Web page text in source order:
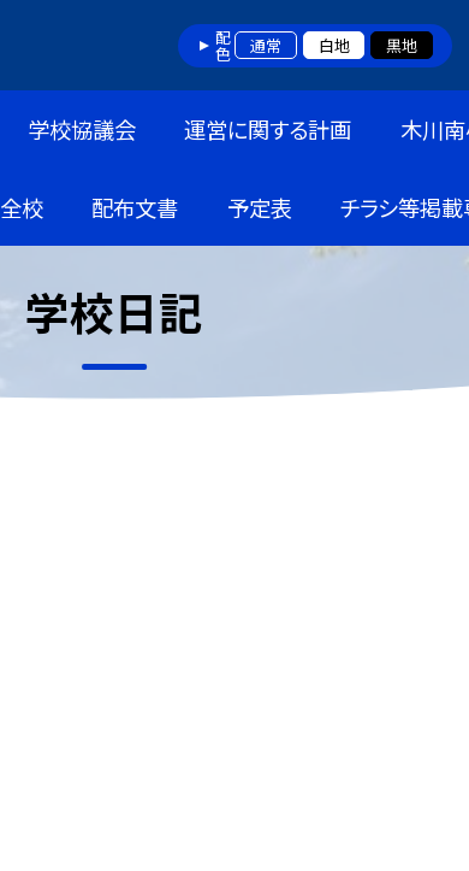
配色 通常 白地 黒地
学校協議会 運営に関する計画 木川南
全校 配布文書 予定表 チラシ等掲
学校日記